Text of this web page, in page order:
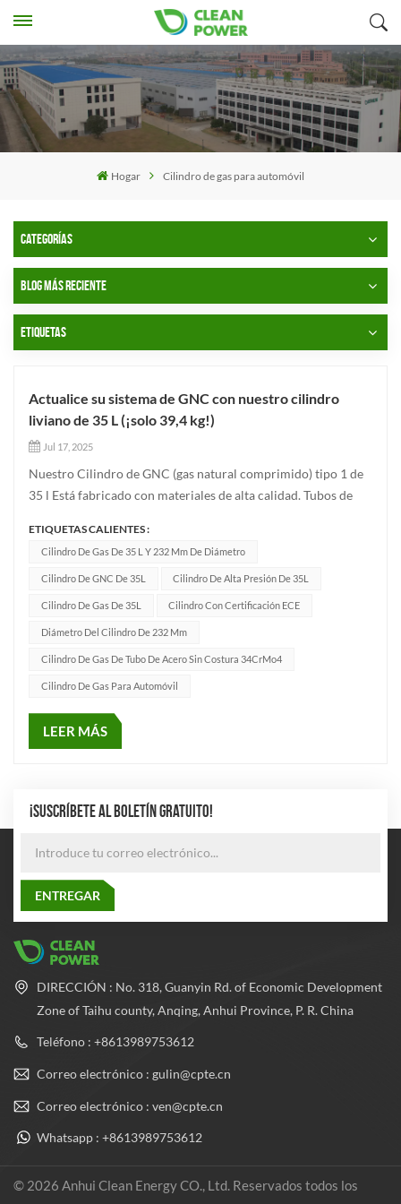
Hogar Cilindro de gas para automóvil
CATEGORÍAS
BLOG MÁS RECIENTE
ETIQUETAS
Actualice su sistema de GNC con nuestro cilindro
liviano de 35 L (¡solo 39,4 kg!)
Jul 17, 2025
Nuestro Cilindro de GNC (gas natural comprimido) tipo 1 de
35 l Está fabricado con materiales de alta calidad. Tubos de
lo que lo hace ideal para sistemas de almacenamiento de GNC
en automóviles. Este cilindro ofrece alta resistencia, resiste...
ETIQUETAS CALIENTES :
Cilindro De Gas De 35 L Y 232 Mm De Diámetro
Cilindro De GNC De 35L Cilindro De Alta Presión De 35L
Cilindro De Gas De 35L Cilindro Con Certificación ECE
Diámetro Del Cilindro De 232 Mm
Cilindro De Gas De Tubo De Acero Sin Costura 34CrMo4
Cilindro De Gas Para Automóvil
LEER MÁS
¡SUSCRÍBETE AL BOLETÍN GRATUITO!
DIRECCIÓN : No. 318, Guanyin Rd. of Economic Development
Zone of Taihu county, Anqing, Anhui Province, P. R. China
Teléfono : +8613989753612
Correo electrónico : gulin@cpte.cn
Correo electrónico : ven@cpte.cn
Whatsapp : +8613989753612
© 2026 Anhui Clean Energy CO., Ltd. Reservados todos los